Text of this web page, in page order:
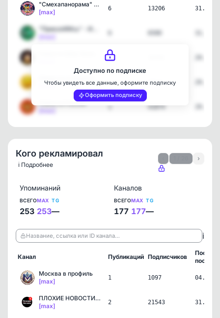
"Смехапанорама" - смешны…
[max]
6 13206
1
[max]
1 4314
Новости России
1 41874
Доступно по подписке
Чтобы увидеть все данные, оформите подписку
Оформить подписку
Кого рекламировал
ℹ️ Подробнее
›
Упоминаний
ВСЕГО
253
MAX
253
TG
—
Каналов
ВСЕГО
177
MAX
177
TG
—
Название, ссылка или ID канала… ℹ️
Канал Публикаций Подписчиков
пост
Москва в профиль
[max]
1 1097
ПЛОХИЕ НОВОСТИ 112
[max]
2 21543